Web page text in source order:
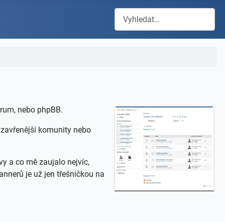
Hledat
nebo phpBB.
komunity nebo
a co mě zaujalo nejvíc,
je už jen třešničkou na